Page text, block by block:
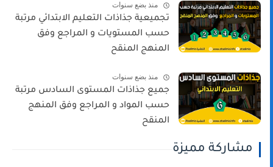
منذ بضع سنوات
تجميعية جذاذات التعليم الابتدائي مرتبة
حسب المستويات و المراجع وفق
المنهج المنقح
منذ بضع سنوات
جميع جذاذات المستوى السادس مرتبة
حسب المواد و المراجع وفق المنهج
المنقح
مشاركة مميزة